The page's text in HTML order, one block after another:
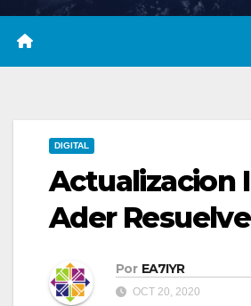
DIGITAL
Actualizacion
Ader
Por EA7IYR
OCT 20, 2020